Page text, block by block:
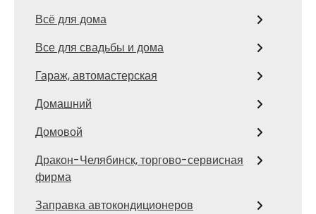
Всё для дома
Все для свадьбы и дома
Гараж, автомастерская
Домашний
Домовой
Дракон-Челябинск, торгово-сервисная
фирма
Заправка автокондиционеров